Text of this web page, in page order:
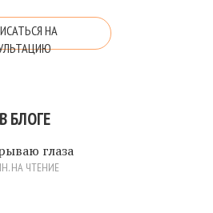
НА
БЛОГЕ
глаза
НА ЧТЕНИЕ